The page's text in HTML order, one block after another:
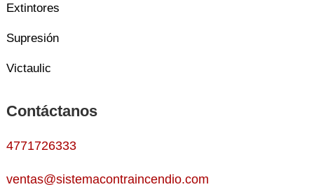
Extintores
Supresión
Victaulic
Contáctanos
4771726333
ventas@sistemacontraincendio.com